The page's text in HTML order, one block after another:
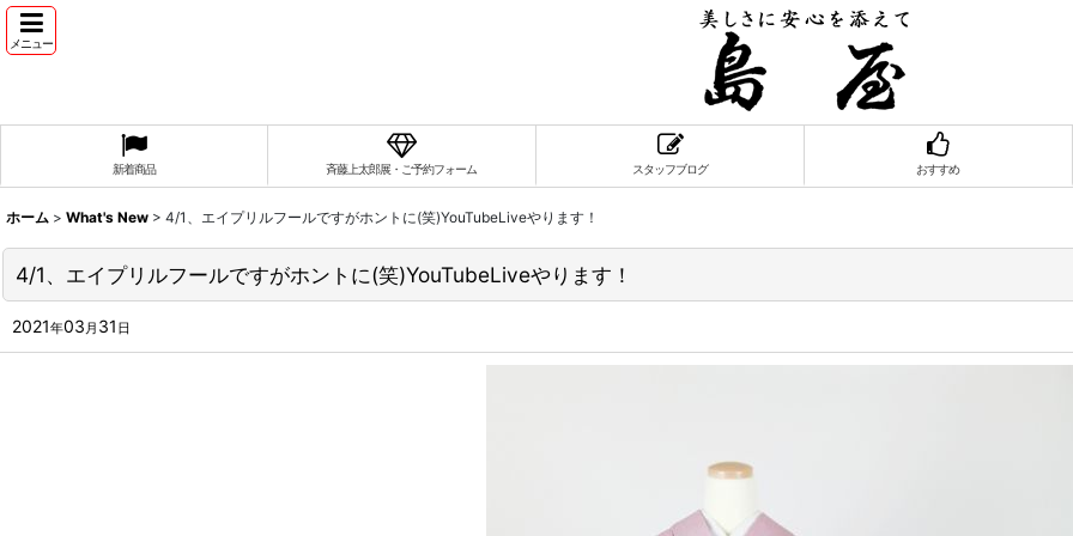
メニュー
新着商品 斉藤上太郎展・ご予約フォーム スタッフブログ おすすめ
ホーム > What's New > 4/1、エイプリルフールですがホントに(笑)YouTubeLiveやります！
4/1、エイプリルフールですがホントに(笑)YouTubeLiveやります！
2021年03 月 31 日